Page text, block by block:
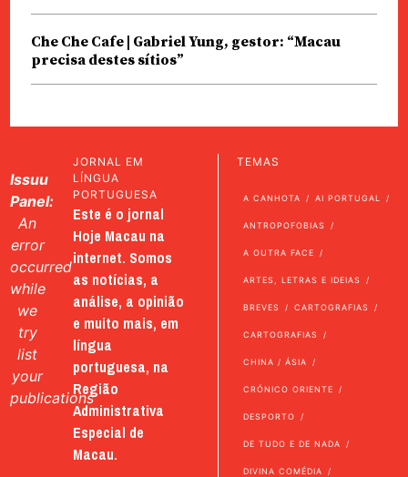
Che Che Cafe | Gabriel Yung, gestor: “Macau
precisa destes sítios”
Issuu
Panel:
An
error
occurred
while
we
try
list
your
publications
JORNAL EM
LÍNGUA
PORTUGUESA
Este é o jornal
Hoje Macau na
internet. Somos
as notícias, a
análise, a opinião
e muito mais, em
língua
portuguesa, na
Região
Administrativa
Especial de
Macau.
TEMAS
A CANHOTA AI PORTUGAL
ANTROPOFOBIAS
A OUTRA FACE
ARTES, LETRAS E IDEIAS
BREVES CARTOGRAFIAS
CARTOGRAFIAS
CHINA / ÁSIA
CRÓNICO ORIENTE
DESPORTO
DE TUDO E DE NADA
DIVINA COMÉDIA